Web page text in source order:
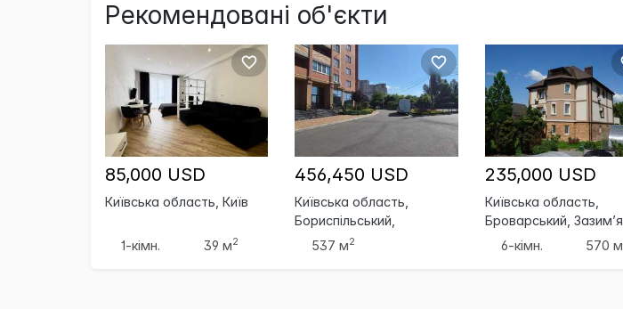
Рекомендовані об'єкти
85,000 USD
Київська область, Київ
1-кімн. 39 м2
456,450 USD
Київська область,
Бориспільський,
Бориспіль
537 м2
235,000 USD
Київська область,
Броварський, Зазим’я
6-кімн.
570 м